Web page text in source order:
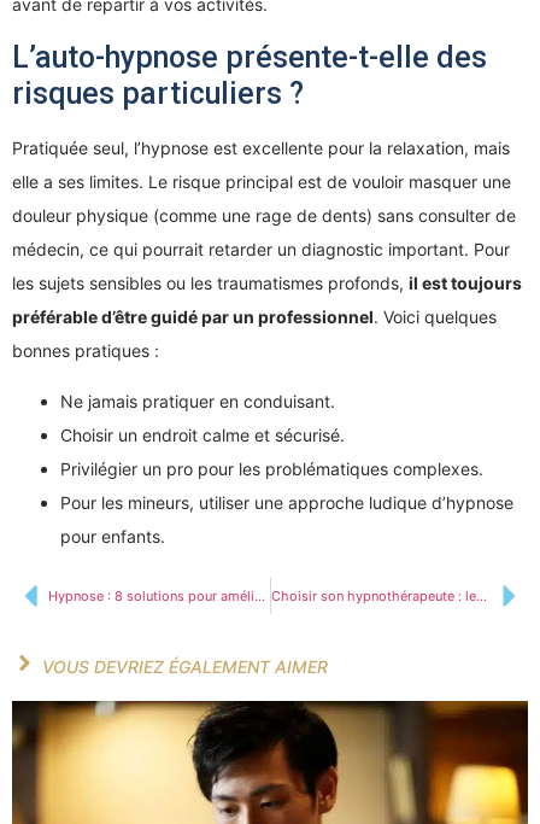
avant de repartir à vos activités.
L’auto-hypnose présente-t-elle des
risques particuliers ?
Pratiquée seul, l’hypnose est excellente pour la relaxation, mais
elle a ses limites. Le risque principal est de vouloir masquer une
douleur physique (comme une rage de dents) sans consulter de
médecin, ce qui pourrait retarder un diagnostic important. Pour
les sujets sensibles ou les traumatismes profonds, il est toujours
préférable d’être guidé par un professionnel. Voici quelques
bonnes pratiques :
Ne jamais pratiquer en conduisant.
Choisir un endroit calme et sécurisé.
Privilégier un pro pour les problématiques complexes.
Pour les mineurs, utiliser une approche ludique d’hypnose
pour enfants.
Hypnose : 8 solutions pour améliorer votre quotidien Choisir son hypnothérapeute : les critères essentiels pour ne pas se tromper
VOUS DEVRIEZ ÉGALEMENT AIMER